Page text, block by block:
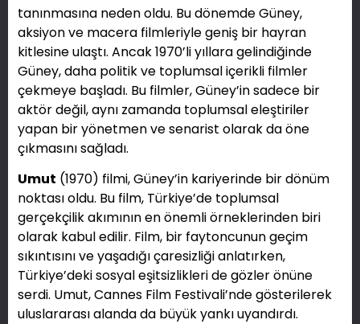
tanınmasına neden oldu. Bu dönemde Güney,
aksiyon ve macera filmleriyle geniş bir hayran
kitlesine ulaştı. Ancak 1970’li yıllara gelindiğinde
Güney, daha politik ve toplumsal içerikli filmler
çekmeye başladı. Bu filmler, Güney’in sadece bir
aktör değil, aynı zamanda toplumsal eleştiriler
yapan bir yönetmen ve senarist olarak da öne
çıkmasını sağladı.
Umut (1970) filmi, Güney’in kariyerinde bir dönüm
noktası oldu. Bu film, Türkiye’de toplumsal
gerçekçilik akımının en önemli örneklerinden biri
olarak kabul edilir. Film, bir faytoncunun geçim
sıkıntısını ve yaşadığı çaresizliği anlatırken,
Türkiye’deki sosyal eşitsizlikleri de gözler önüne
serdi. Umut, Cannes Film Festivali’nde gösterilerek
uluslararası alanda da büyük yankı uyandırdı.